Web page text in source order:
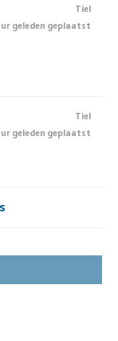
Tiel
geleden geplaatst
Tiel
geleden geplaatst